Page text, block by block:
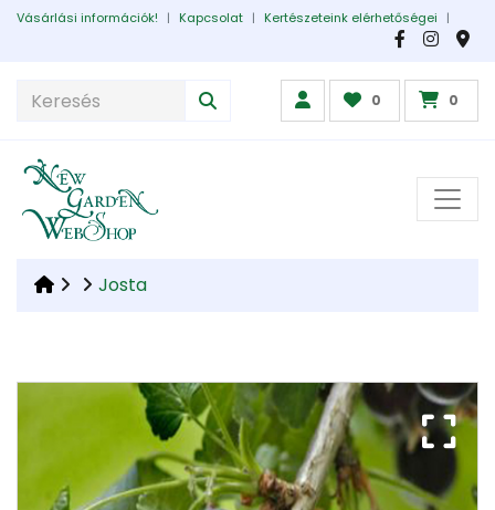
Vásárlási információk! | Kapcsolat | Kertészeteink elérhetőségei |
0 0
Josta